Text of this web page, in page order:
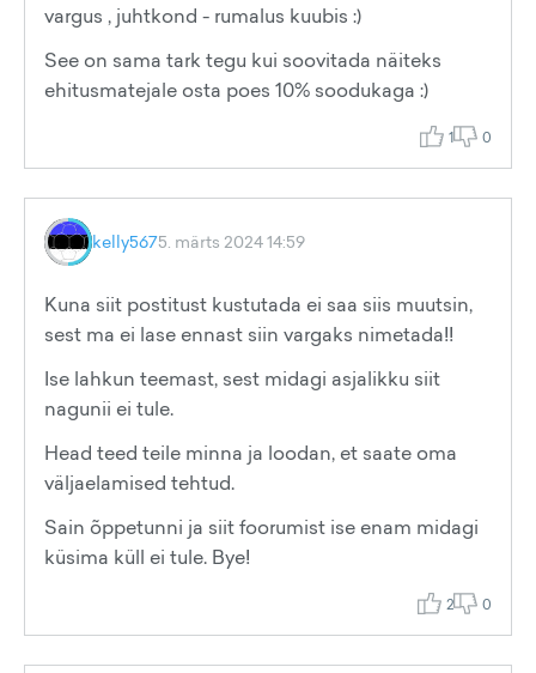
vargus , juhtkond - rumalus kuubis :)
See on sama tark tegu kui soovitada näiteks
ehitusmatejale osta poes 10% soodukaga :)
1 0
kelly5675. märts 2024 14:59
Kuna siit postitust kustutada ei saa siis muutsin,
sest ma ei lase ennast siin vargaks nimetada!!
Ise lahkun teemast, sest midagi asjalikku siit
nagunii ei tule.
Head teed teile minna ja loodan, et saate oma
väljaelamised tehtud.
Sain õppetunni ja siit foorumist ise enam midagi
küsima küll ei tule. Bye!
2 0